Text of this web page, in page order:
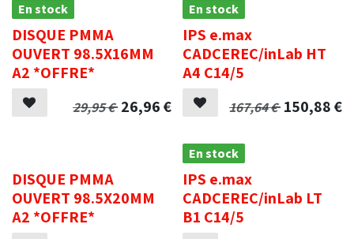
En stock
DISQUE PMMA
OUVERT 98.5X16MM
A2 *OFFRE*
29,95€ 26,96€
En stock
IPS e.max
CADCEREC/inLab HT
A4 C14/5
167,64€ 150,88€
DISQUE PMMA
OUVERT 98.5X20MM
A2 *OFFRE*
En stock
IPS e.max
CADCEREC/inLab LT
B1 C14/5